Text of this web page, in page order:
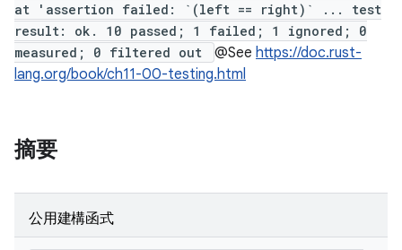
at 'assertion failed: `(left == right)` ... test
result: ok. 10 passed; 1 failed; 1 ignored; 0
measured; 0 filtered out
@See https://doc.rust-
lang.org/book/ch11-00-testing.html
摘要
公用建構函式